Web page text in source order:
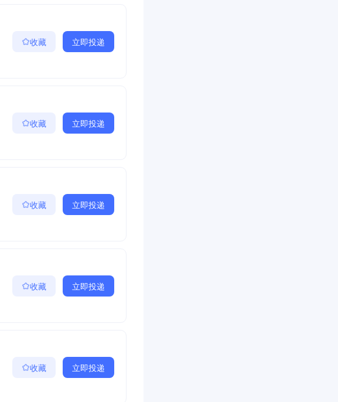
收藏 立即投递
收藏 立即投递
收藏 立即投递
收藏 立即投递
收藏 立即投递